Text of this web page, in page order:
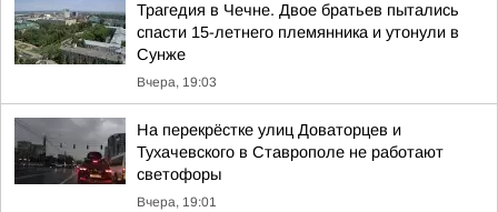
Трагедия в Чечне. Двое братьев пытались
спасти 15-летнего племянника и утонули в
Сунже
Вчера, 19:03
На перекрёстке улиц Доваторцев и
Тухачевского в Ставрополе не работают
светофоры
Вчера, 19:01